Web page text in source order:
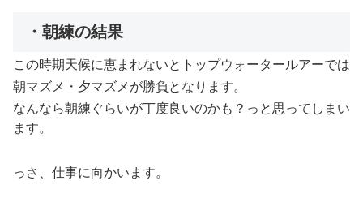
・朝練の結果
この時期天候に恵まれないとトップウォータールアーでは
朝マズメ・夕マズメが勝負となります。
なんなら朝練ぐらいが丁度良いのかも？っと思ってしまい
ます。
っさ、仕事に向かいます。